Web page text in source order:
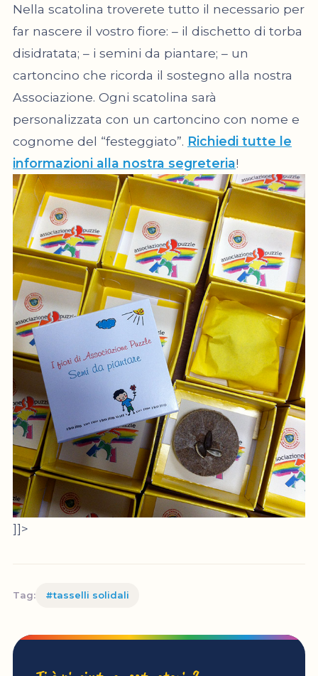
Nella scatolina troverete tutto il necessario per
far nascere il vostro fiore: – il dischetto di torba
disidratata; – i semini da piantare; – un
cartoncino che ricorda il sostegno alla nostra
Associazione. Ogni scatolina sarà
personalizzata con un cartoncino con nome e
cognome del “festeggiato”. Richiedi tutte le
informazioni alla nostra segreteria!
]]>
Tag: #tasselli solidali